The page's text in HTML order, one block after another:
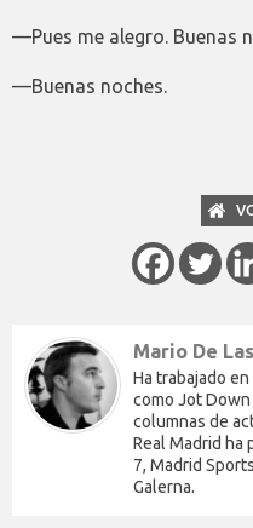
—Pues me alegro. Buenas
—Buenas noches.
Mario De
Ha trabajado
como Jot
columnas de
Real Madrid ha
7, Madrid
Galerna.